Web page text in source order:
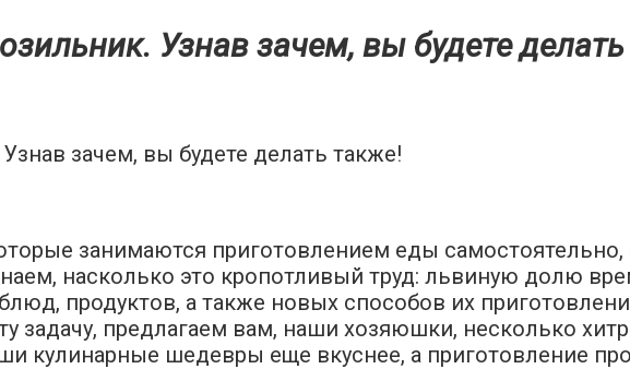
Узнав зачем, вы будете
зачем, вы будете делать также!
занимаются приготовлением еды
насколько это кропотливый труд: львиную долю
продуктов, а также новых способов их
задачу, предлагаем вам, наши хозяюшки, несколько
кулинарные шедевры еще вкуснее, а приготовление